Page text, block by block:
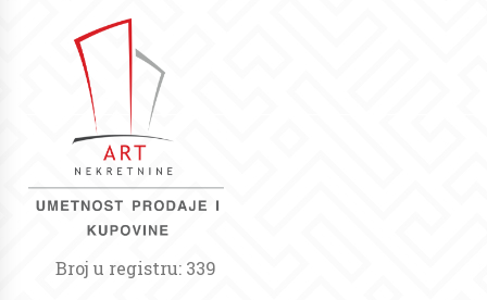
Broj u registru: 339